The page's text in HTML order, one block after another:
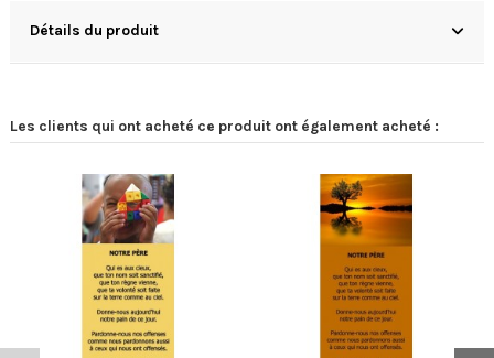
Détails du produit
Les clients qui ont acheté ce produit ont également acheté :